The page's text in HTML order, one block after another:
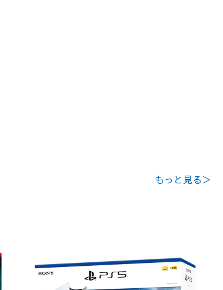
もっと見る＞